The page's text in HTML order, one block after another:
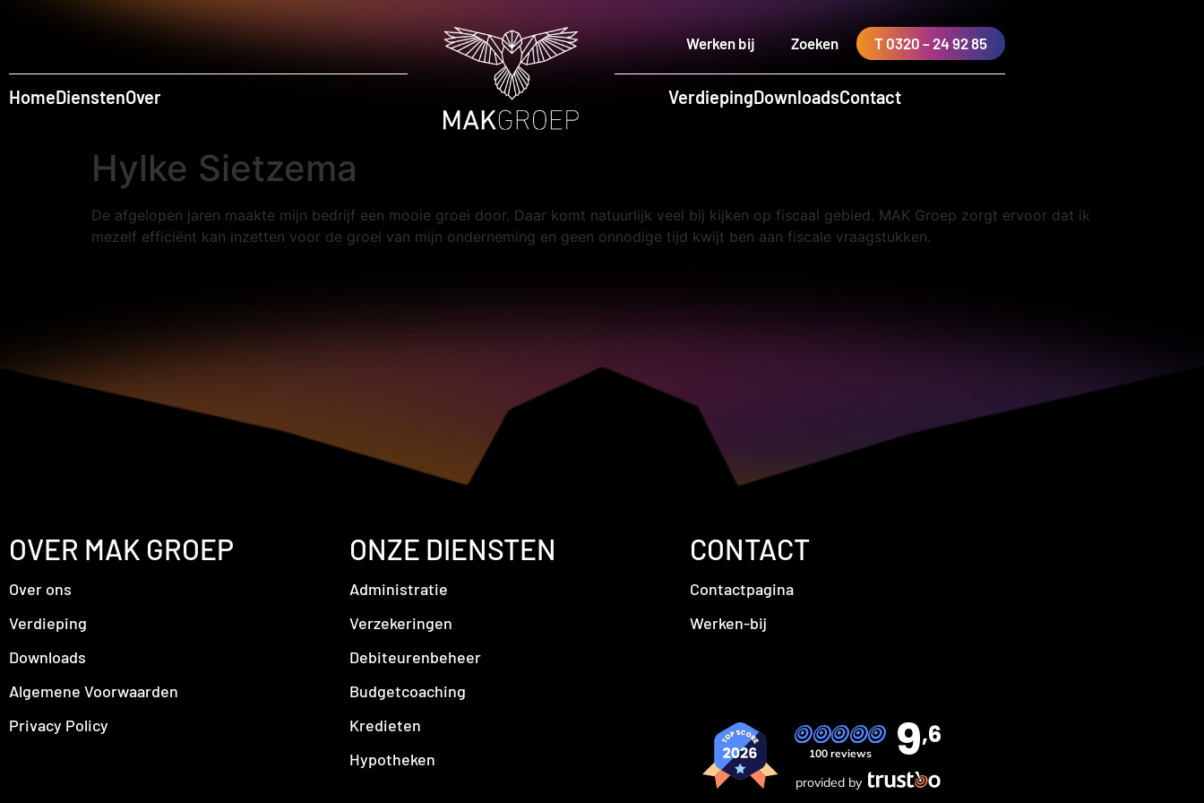
HomeDienstenOver
Werken bij Zoeken T 0320 – 24 92 85
VerdiepingDownloadsContact
Hylke Sietzema
De afgelopen jaren maakte mijn bedrijf een mooie groei door. Daar komt natuurlijk veel bij kijken op fiscaal gebied. MAK Groep zorgt ervoor dat ik
mezelf efficiënt kan inzetten voor de groei van mijn onderneming en geen onnodige tijd kwijt ben aan fiscale vraagstukken.
OVER MAK GROEP
Over ons
Verdieping
Downloads
Algemene Voorwaarden
Privacy Policy
ONZE DIENSTEN
Administratie
Verzekeringen
Debiteurenbeheer
Budgetcoaching
Kredieten
Hypotheken
CONTACT
Contactpagina
Werken-bij
100 reviews 9,6
provided by